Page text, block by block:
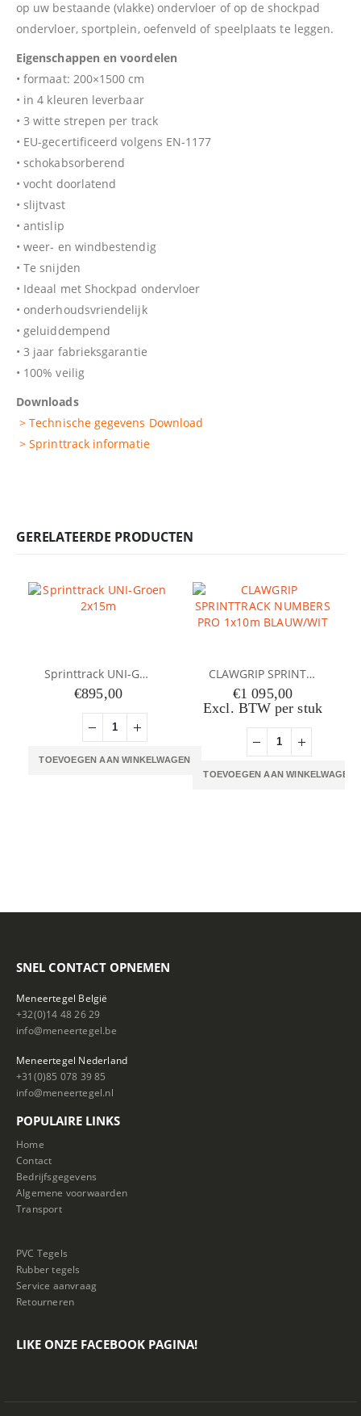
op uw bestaande (vlakke) ondervloer of op de shockpad
ondervloer, sportplein, oefenveld of speelplaats te leggen.
Eigenschappen en voordelen
• formaat: 200×1500 cm
• in 4 kleuren leverbaar
• 3 witte strepen per track
• EU-gecertificeerd volgens EN-1177
• schokabsorberend
• vocht doorlatend
• slijtvast
• antislip
• weer- en windbestendig
• Te snijden
• Ideaal met Shockpad ondervloer
• onderhoudsvriendelijk
• geluiddempend
• 3 jaar fabrieksgarantie
• 100% veilig
Downloads
> Technische gegevens Download
> Sprinttrack informatie
GERELATEERDE PRODUCTEN
Sprinttrack UNI-Groen 2x15m
€895,00
TOEVOEGEN AAN WINKELWAGEN
CLAWGRIP SPRINTTRACK NUMBERS PRO 1x10m BLAUW/WIT
€1 095,00
Excl. BTW per stuk
TOEVOEGEN AAN WINKELWAGEN
SNEL CONTACT OPNEMEN
Meneertegel België
+32(0)14 48 26 29
info@meneertegel.be
Meneertegel Nederland
+31(0)85 078 39 85
info@meneertegel.nl
POPULAIRE LINKS
Home
Contact
Bedrijfsgegevens
Algemene voorwaarden
Transport
PVC Tegels
Rubber tegels
Service aanvraag
Retourneren
LIKE ONZE FACEBOOK PAGINA!